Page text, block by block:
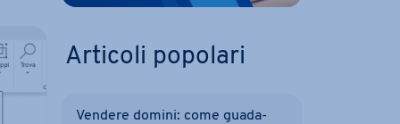
Articoli popolari
Vendere domini: come gua­da­